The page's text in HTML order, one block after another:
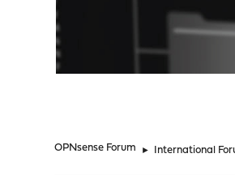
OPNsense Forum ► International